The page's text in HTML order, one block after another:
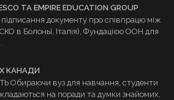
ТА EMPIRE EDUCATION GROUP
документу про співпрацю між
в Болоньї, Італія), Фундацією ООН для
КАНАДИ
вуз для навчання, студенти
на поради та думки знайомих,